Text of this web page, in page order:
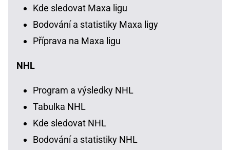
Kde sledovat Maxa ligu
Bodování a statistiky Maxa ligy
Příprava na Maxa ligu
NHL
Program a výsledky NHL
Tabulka NHL
Kde sledovat NHL
Bodování a statistiky NHL